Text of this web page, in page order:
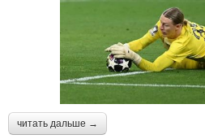
читать дальше →